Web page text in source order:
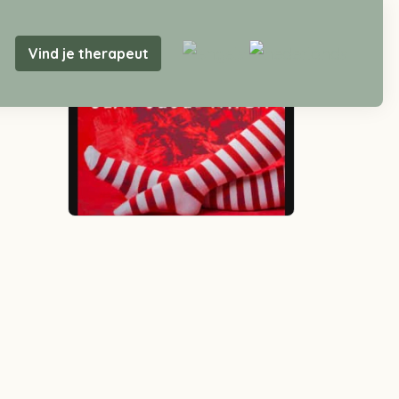
Vind je therapeut